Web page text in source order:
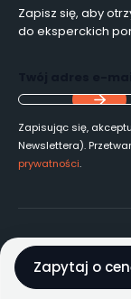
Zapisz się, aby
do eksperckich
Zapisując się,
Newslettera).
prywatności.
Zapytaj o